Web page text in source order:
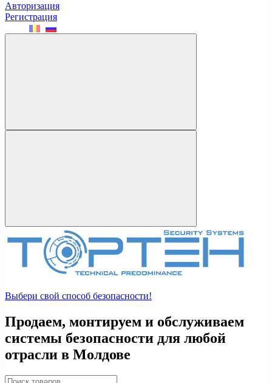
Авторизация
Регистрация
Выбери свой способ безопасности!
Продаем, монтируем и обслуживаем
системы безопасности для любой
отрасли в Молдове